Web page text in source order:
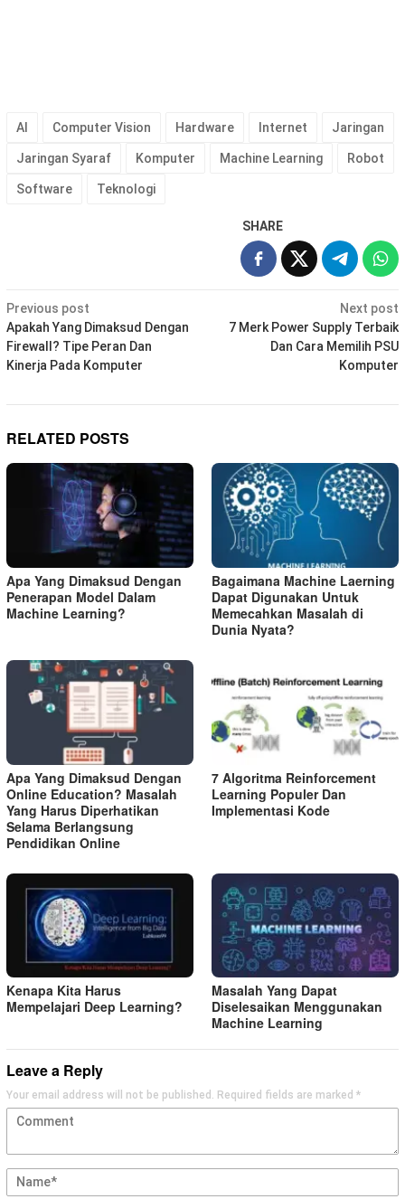
AI Computer Vision Hardware Internet Jaringan
Jaringan Syaraf Komputer Machine Learning Robot
Software Teknologi
SHARE
Post
navigation
Previous post
Apakah Yang Dimaksud Dengan
Firewall? Tipe Peran Dan
Kinerja Pada Komputer
Next post
7 Merk Power Supply Terbaik
Dan Cara Memilih PSU
Komputer
RELATED POSTS
Apa Yang Dimaksud Dengan
Penerapan Model Dalam
Machine Learning?
Bagaimana Machine Laerning
Dapat Digunakan Untuk
Memecahkan Masalah di
Dunia Nyata?
Apa Yang Dimaksud Dengan
Online Education? Masalah
Yang Harus Diperhatikan
Selama Berlangsung
Pendidikan Online
7 Algoritma Reinforcement
Learning Populer Dan
Implementasi Kode
Kenapa Kita Harus
Mempelajari Deep Learning?
Masalah Yang Dapat
Diselesaikan Menggunakan
Machine Learning
Leave a Reply
Your email address will not be published. Required fields are marked *